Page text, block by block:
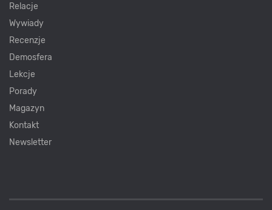
Relacje
Wywiady
Recenzje
Demosfera
Lekcje
Porady
Magazyn
Kontakt
Newsletter